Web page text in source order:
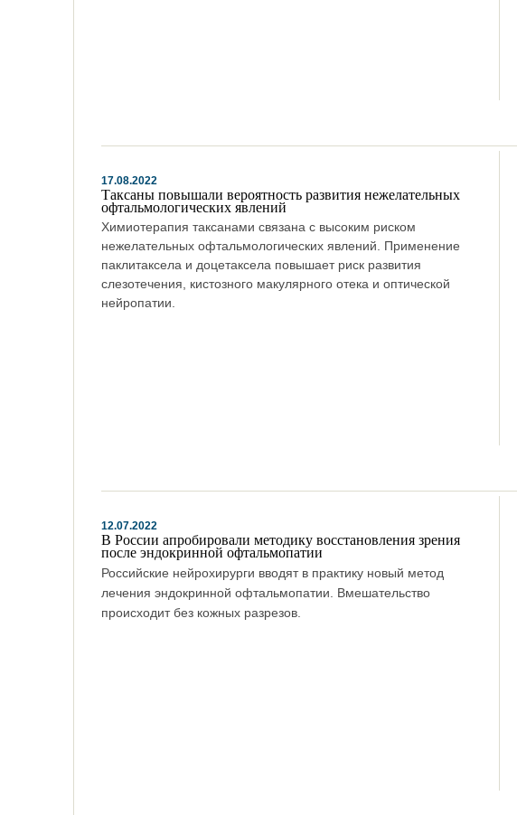
17.08.2022
Таксаны повышали вероятность развития нежелательных
офтальмологических явлений
Химиотерапия таксанами связана с высоким риском
нежелательных офтальмологических явлений. Применение
паклитаксела и доцетаксела повышает риск развития
слезотечения, кистозного макулярного отека и оптической
нейропатии.
12.07.2022
В России апробировали методику восстановления зрения
после эндокринной офтальмопатии
Российские нейрохирурги вводят в практику новый метод
лечения эндокринной офтальмопатии. Вмешательство
происходит без кожных разрезов.